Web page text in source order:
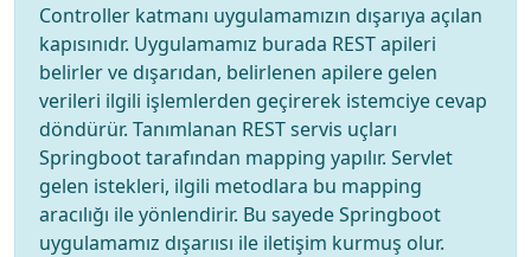
Controller katmanı uygulamamızın dışarıya açılan
kapısınıdr. Uygulamamız burada REST apileri
belirler ve dışarıdan, belirlenen apilere gelen
verileri ilgili işlemlerden geçirerek istemciye cevap
döndürür. Tanımlanan REST servis uçları
Springboot tarafından mapping yapılır. Servlet
gelen istekleri, ilgili metodlara bu mapping
aracılığı ile yönlendirir. Bu sayede Springboot
uygulamamız dışarıısı ile iletişim kurmuş olur.